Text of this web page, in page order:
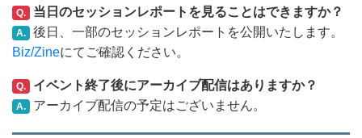
Q. 当日のセッションレポートを見ることはできますか？
A. 後日、一部のセッションレポートを公開いたします。
Biz/Zineにてご確認ください。
Q. イベント終了後にアーカイブ配信はありますか？
A. アーカイブ配信の予定はございません。